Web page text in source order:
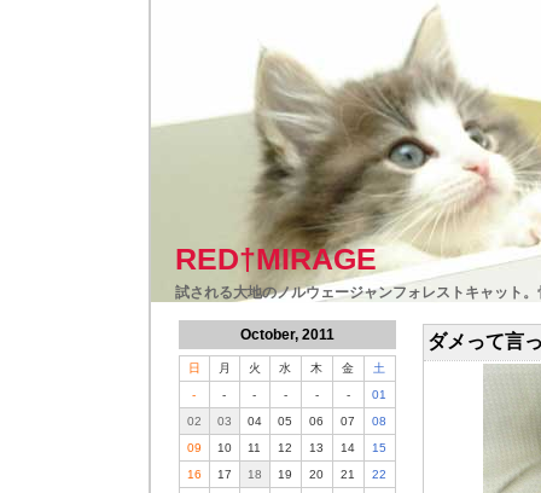
RED†MIRAGE
試される大地のノルウェージャンフォレストキャット
October, 2011
日 月 火 水 木 金
土
-
- - - - -
01
02
03 04 05 06 07
08
09
10 11 12 13 14
15
16
17 18 19 20 21
22
ダメって言